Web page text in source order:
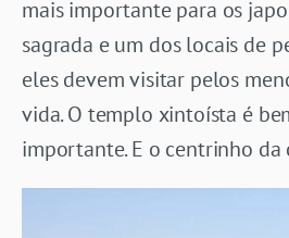
mais importante para os
sagrada e um dos locais de
eles devem visitar pelos
vida. O templo xintoísta é
importante. E o centrinho da